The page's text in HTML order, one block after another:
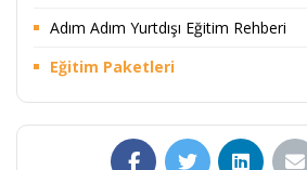
Adım Adım Yurtdışı Eğitim Rehberi
Eğitim Paketleri